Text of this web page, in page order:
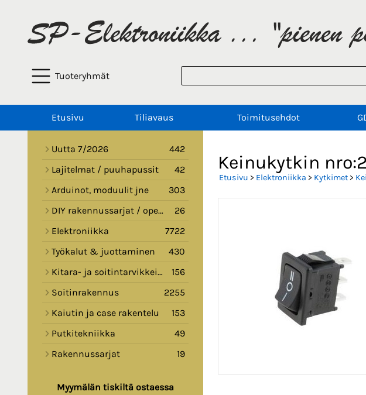
Tuoteryhmät
Etusivu Tiliavaus Toimitusehdot
Uutta 7/2026
442
Lajitelmat / puuhapussit
42
Arduinot, moduulit jne
303
DIY rakennussarjat / opetussarjat
26
Elektroniikka
7722
Työkalut & juottaminen
430
Kitara- ja soitintarvikkeita
156
Soitinrakennus
2255
Kaiutin ja case rakentelu
153
Putkitekniikka
49
Rakennussarjat
19
Myymälän tiskiltä ostaessa
Keinukytkin nro:2
Etusivu > Elektroniikka > Kytkimet>